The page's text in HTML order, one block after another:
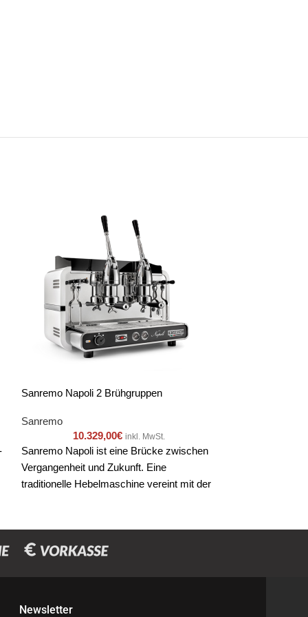
Sanremo Napoli 2 Brühgruppen
Sanremo
10.329,00€ inkl. MwSt.
Sanremo Napoli ist eine Brücke zwischen
Vergangenheit und Zukunft. Eine
traditionelle Hebelmaschine vereint mit der
modernes
Newsletter